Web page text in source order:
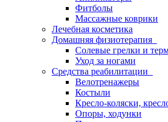
Фитболы
Массажные коврики
Лечебная косметика
Домашняя физиотерапия
Солевые грелки и
Уход за ногами
Средства реабилитации
Велотренажеры
Костыли
Кресло-коляски,
Опоры, ходунки